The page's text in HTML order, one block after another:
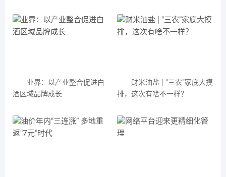
业界：以产业整合促进白
酒区域品牌成长
财米油盐 | “三农”家底大摸
排，这次有啥不一样？